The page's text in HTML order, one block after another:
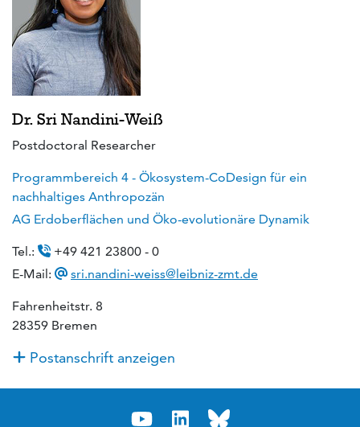
Dr. Sri Nandini-Weiß
Postdoctoral Researcher
Programmbereich 4 - Ökosystem-CoDesign für ein
nachhaltiges Anthropozän
AG Erdoberflächen und Öko-evolutionäre Dynamik
Tel.:
+49 421 23800 - 0
E-Mail:
sri.nandini-weiss@leibniz-zmt.de
Fahrenheitstr. 8
28359 Bremen
Postanschrift anzeigen